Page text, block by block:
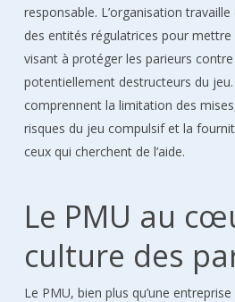
responsable. L’organisation
des entités régulatrices pour mettre
visant à protéger les parieurs contre
potentiellement destructeurs du
comprennent la limitation des
risques du jeu compulsif et la
ceux qui cherchent de l’aide.
Le PMU au
culture des
Le PMU, bien plus qu’une